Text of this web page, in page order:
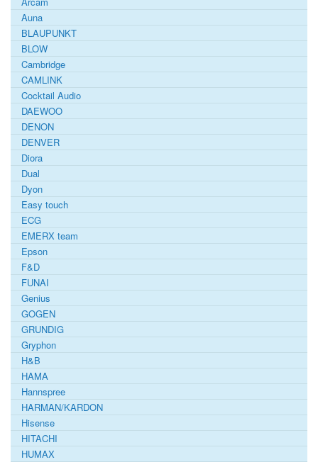
Auna
BLAUPUNKT
BLOW
Cambridge
CAMLINK
Cocktail Audio
DAEWOO
DENON
DENVER
Diora
Dual
Dyon
Easy touch
ECG
EMERX team
Epson
F&D
FUNAI
Genius
GOGEN
GRUNDIG
Gryphon
H&B
HAMA
Hannspree
HARMAN/KARDON
Hisense
HITACHI
HUMAX